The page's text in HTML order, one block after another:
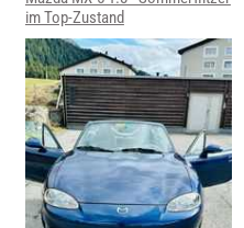
im Top-Zustand